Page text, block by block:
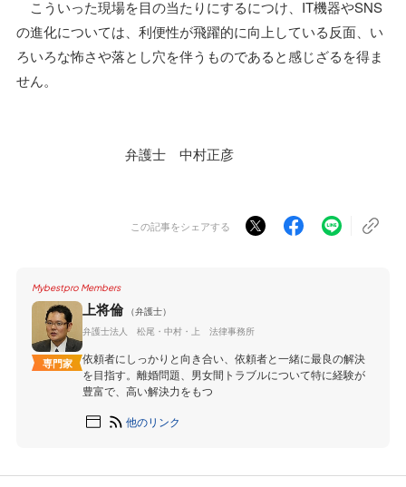
こういった現場を目の当たりにするにつけ、IT機器やSNS
の進化については、利便性が飛躍的に向上している反面、い
ろいろな怖さや落とし穴を伴うものであると感じざるを得ま
せん。
弁護士 中村正彦
この記事をシェアする
Mybestpro Members
専門家
上将倫
（弁護士）
弁護士法人 松尾・中村・上 法律事務所
依頼者にしっかりと向き合い、依頼者と一緒に最良の解決
を目指す。離婚問題、男女間トラブルについて特に経験が
豊富で、高い解決力をもつ
他のリンク